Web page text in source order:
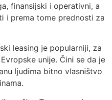
finansijski i operativni, a
i prema tome prednosti za
leasing je popularniji, za
unije. Čini se da je
ljudima bitno vlasništvo